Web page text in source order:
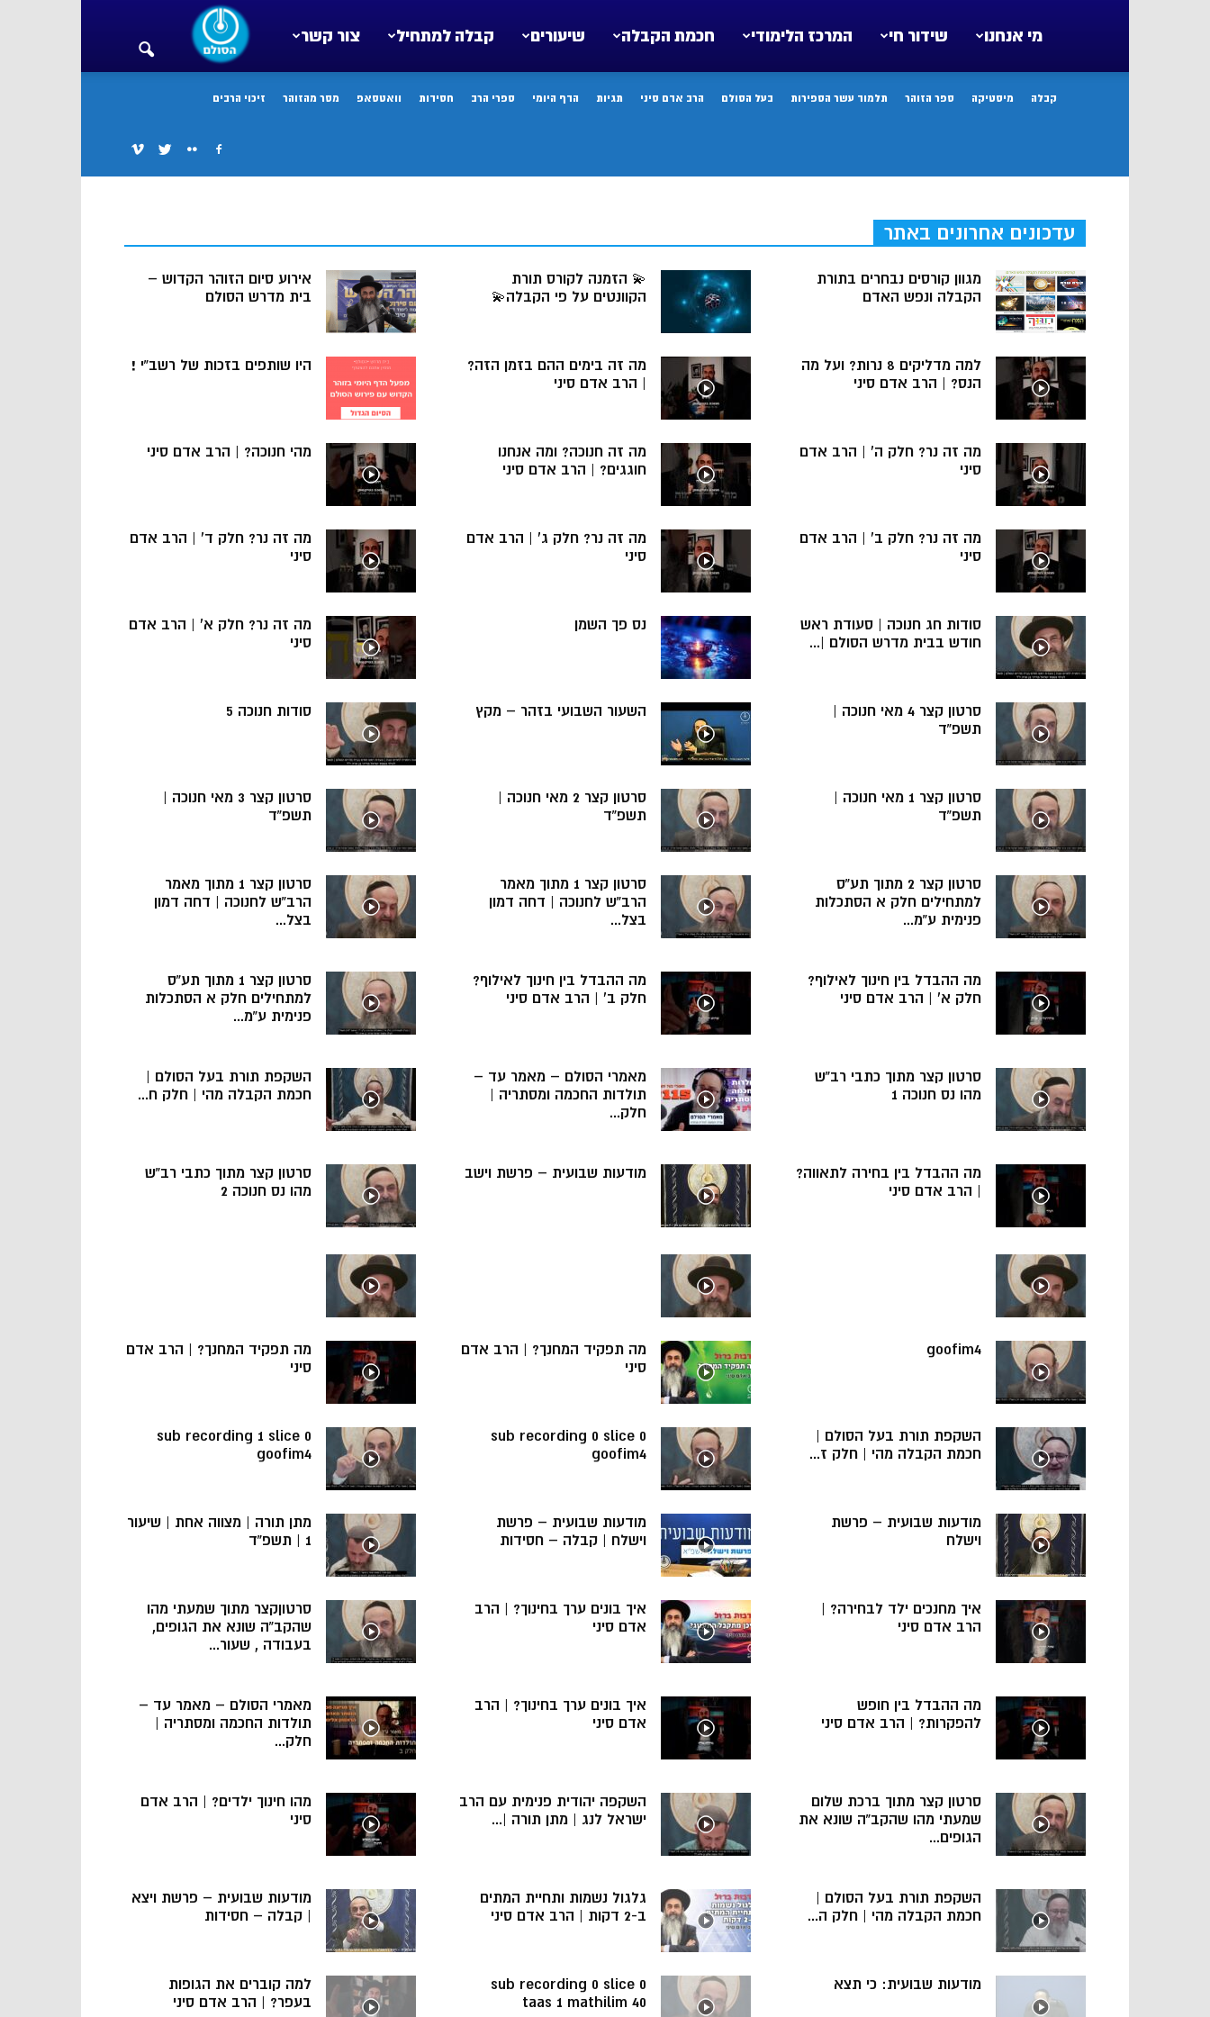
צור קשר קבלה למתחיל שיעורים חכמת הקבלה המרכז הלימודי שידור חי מי אנחנו
קבלה מיסטיקה ספר הזוהר תלמוד עשר הספירות בעל הסולם הרב אדם סיני תגיות הדף היומי ספרי הרב חסידות וואטסאפ מסר מהזוהר זיכוי הרבים
עדכונים אחרונים באתר
אירוע סיום הזוהר הקדוש –
בית מדרש הסולם
💫 הזמנה לקורס תורת
הקוונטים על פי הקבלה💫
מגוון קורסים נבחרים בתורת
הקבלה ונפש האדם
היו שותפים בזכות של רשב”י !
מה זה בימים ההם בזמן הזה?
| הרב אדם סיני
למה מדליקים 8 נרות? ועל מה
הנס? | הרב אדם סיני
מהי חנוכה? | הרב אדם סיני
מה זה חנוכה? ומה אנחנו
חוגגים? | הרב אדם סיני
מה זה נר? חלק ה’ | הרב אדם
סיני
מה זה נר? חלק ד’ | הרב אדם
סיני
מה זה נר? חלק ג’ | הרב אדם
סיני
מה זה נר? חלק ב’ | הרב אדם
סיני
מה זה נר? חלק א’ | הרב אדם
סיני
נס פך השמן
סודות חג חנוכה | סעודת ראש
חודש בבית מדרש הסולם |...
סודות חנוכה 5 השעור השבועי בזהר – מקץ
סרטון קצר 4 מאי חנוכה |
תשפ”ד
סרטון קצר 3 מאי חנוכה |
תשפ”ד
סרטון קצר 2 מאי חנוכה |
תשפ”ד
סרטון קצר 1 מאי חנוכה |
תשפ”ד
סרטון קצר 1 מתוך מאמר
הרב”ש לחנוכה | דחה דמון
בצל...
סרטון קצר 1 מתוך מאמר
הרב”ש לחנוכה | דחה דמון
בצל...
סרטון קצר 2 מתוך תע”ס
למתחילים חלק א הסתכלות
פנימית ע”מ...
סרטון קצר 1 מתוך תע”ס
למתחילים חלק א הסתכלות
פנימית ע”מ...
מה ההבדל בין חינוך לאילוף?
חלק ב’ | הרב אדם סיני
מה ההבדל בין חינוך לאילוף?
חלק א’ | הרב אדם סיני
השקפת תורת בעל הסולם |
חכמת הקבלה מהי | חלק ח...
מאמרי הסולם – מאמר עד –
תולדות החכמה ומסתריה |
חלק...
סרטון קצר מתוך כתבי רב”ש
מהו נס חנוכה 1
סרטון קצר מתוך כתבי רב”ש
מהו נס חנוכה 2
מודעות שבועית – פרשת וישב
מה ההבדל בין בחירה לתאווה?
| הרב אדם סיני
מה תפקיד המחנך? | הרב אדם
סיני
מה תפקיד המחנך? | הרב אדם
סיני
goofim4
sub recording 1 slice 0
goofim4
sub recording 0 slice 0
goofim4
השקפת תורת בעל הסולם |
חכמת הקבלה מהי | חלק ז...
מתן תורה | מצווה אחת | שיעור
1 | תשפ”ד
מודעות שבועית – פרשת
וישלח | קבלה – חסידות
מודעות שבועית – פרשת
וישלח
סרטוןקצר מתוך שמעתי מהו
שהקב”ה שונא את הגופים,
בעבודה , שעור...
איך בונים ערך בחינוך? | הרב
אדם סיני
איך מחנכים ילד לבחירה? |
הרב אדם סיני
מאמרי הסולם – מאמר עד –
תולדות החכמה ומסתריה |
חלק...
איך בונים ערך בחינוך? | הרב
אדם סיני
מה ההבדל בין חופש
להפקרות? | הרב אדם סיני
מהו חינוך ילדים? | הרב אדם
סיני
השקפה יהודית פנימית עם הרב
ישראל לנג | מתן תורה |...
סרטון קצר מתוך ברכת שלום
שמעתי מהו שהקב”ה שונא את
הגופים...
מודעות שבועית – פרשת ויצא
| קבלה – חסידות
גלגול נשמות ותחיית המתים
ב-2 דקות | הרב אדם סיני
השקפת תורת בעל הסולם |
חכמת הקבלה מהי | חלק ה...
למה קוברים את הגופות
בעפר? | הרב אדם סיני
sub recording 0 slice 0
taas 1 mathilim 40
מודעות שבועית: כי תצא